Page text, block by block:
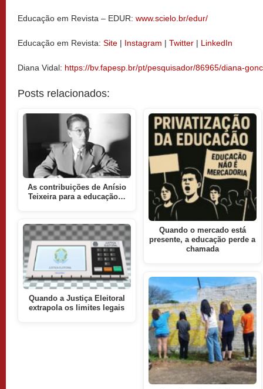
Educação em Revista – EDUR: www.scielo.br/edur/
Educação em Revista: Site | Instagram | Twitter | LinkedIn
Diana Vidal: https://bv.fapesp.br/pt/pesquisador/86965/diana-
Posts relacionados:
As contribuições de Anísio
Teixeira para a educação…
Quando a Justiça Eleitoral
extrapola os limites legais
Quando o mercado está
presente, a educação perde a
chamada